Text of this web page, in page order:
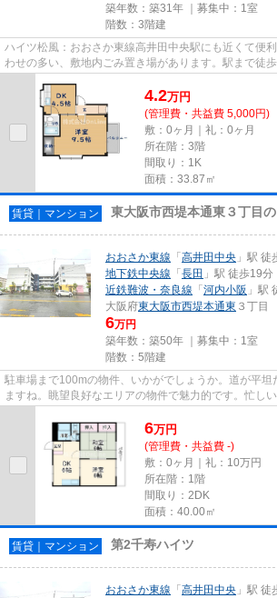
築年数：築31年 ｜募集中： 1室
階数：3階建
ハイツ松風：おおさか東線高井田中央駅にも近くて便
わせの多い、敷地内ごみ置き場があります。駅まで徒
件です。場所が平坦なのは、...
4.2万円
(管理費・共益費 5,000円)
敷：0ヶ月｜礼：0ヶ月
所在階：3階
間取り：1K
面積：33.87㎡
賃貸｜マンション 東大阪市西堤本通東３丁目
おおさか東線 「高井田中央 」駅 徒
地下鉄中央線 「長田 」駅 徒歩19分
近鉄難波・奈良線 「河内小阪 」駅
大阪府東大阪市西堤本通東 ３丁目
6万円
築年数：築50年 ｜募集中： 1室
階数：5階建
駐車場まで100mの物件、いかがでしょうか。道が平坦
ますね。眺望良好なエリアの物件で魅力的です。忙し
使えるのが敷地内ごみ置き場で...
6万円
(管理費・共益費 -)
敷：0ヶ月｜礼：10万円
所在階：1階
間取り：2DK
面積：40.00㎡
賃貸｜マンション 第2千寿ハイツ
おおさか東線 「高井田中央 」駅 徒